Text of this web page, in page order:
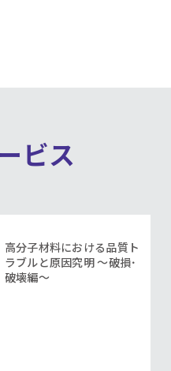
ビス
高分子材料における品質ト
ラブルと原因究明 ～破損･
破壊編～